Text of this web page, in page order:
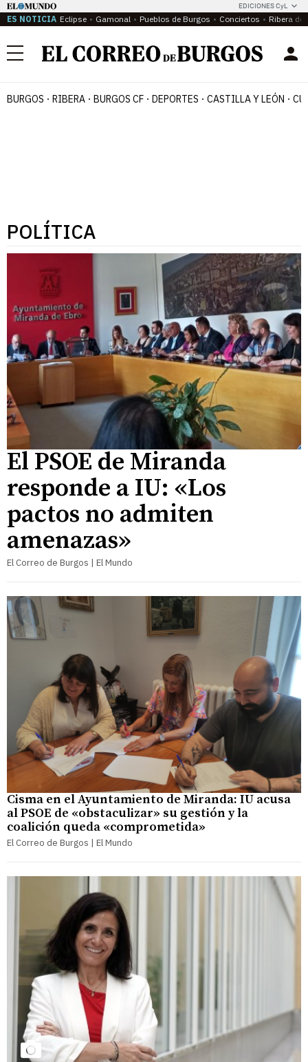
EDICIONES CyL
ES NOTICIA Eclipse Gamonal Pueblos de Burgos Conciertos Ribera del
Menú
BURGOS RIBERA BURGOS CF DEPORTES CASTILLA Y LEÓN
POLÍTICA
El PSOE de Miranda
responde a IU: «Los
pactos no admiten
amenazas»
El Correo de Burgos | El Mundo
Cisma en el Ayuntamiento de Miranda: IU acusa
al PSOE de «obstaculizar» su gestión y la
coalición queda «comprometida»
El Correo de Burgos | El Mundo